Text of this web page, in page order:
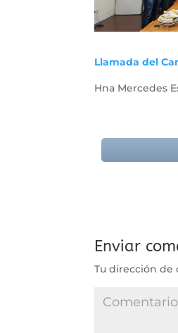
Llamada del
Hna Mercedes
Enviar
Tu dirección de